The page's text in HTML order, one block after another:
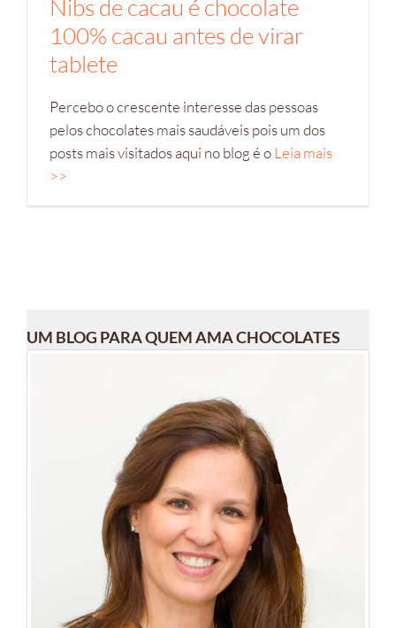
Nibs de cacau é chocolate
100% cacau antes de virar
tablete
Percebo o crescente interesse das pessoas
pelos chocolates mais saudáveis pois um dos
posts mais visitados aqui no blog é oLeia mais
>>
UM BLOG PARA QUEM AMA CHOCOLATES